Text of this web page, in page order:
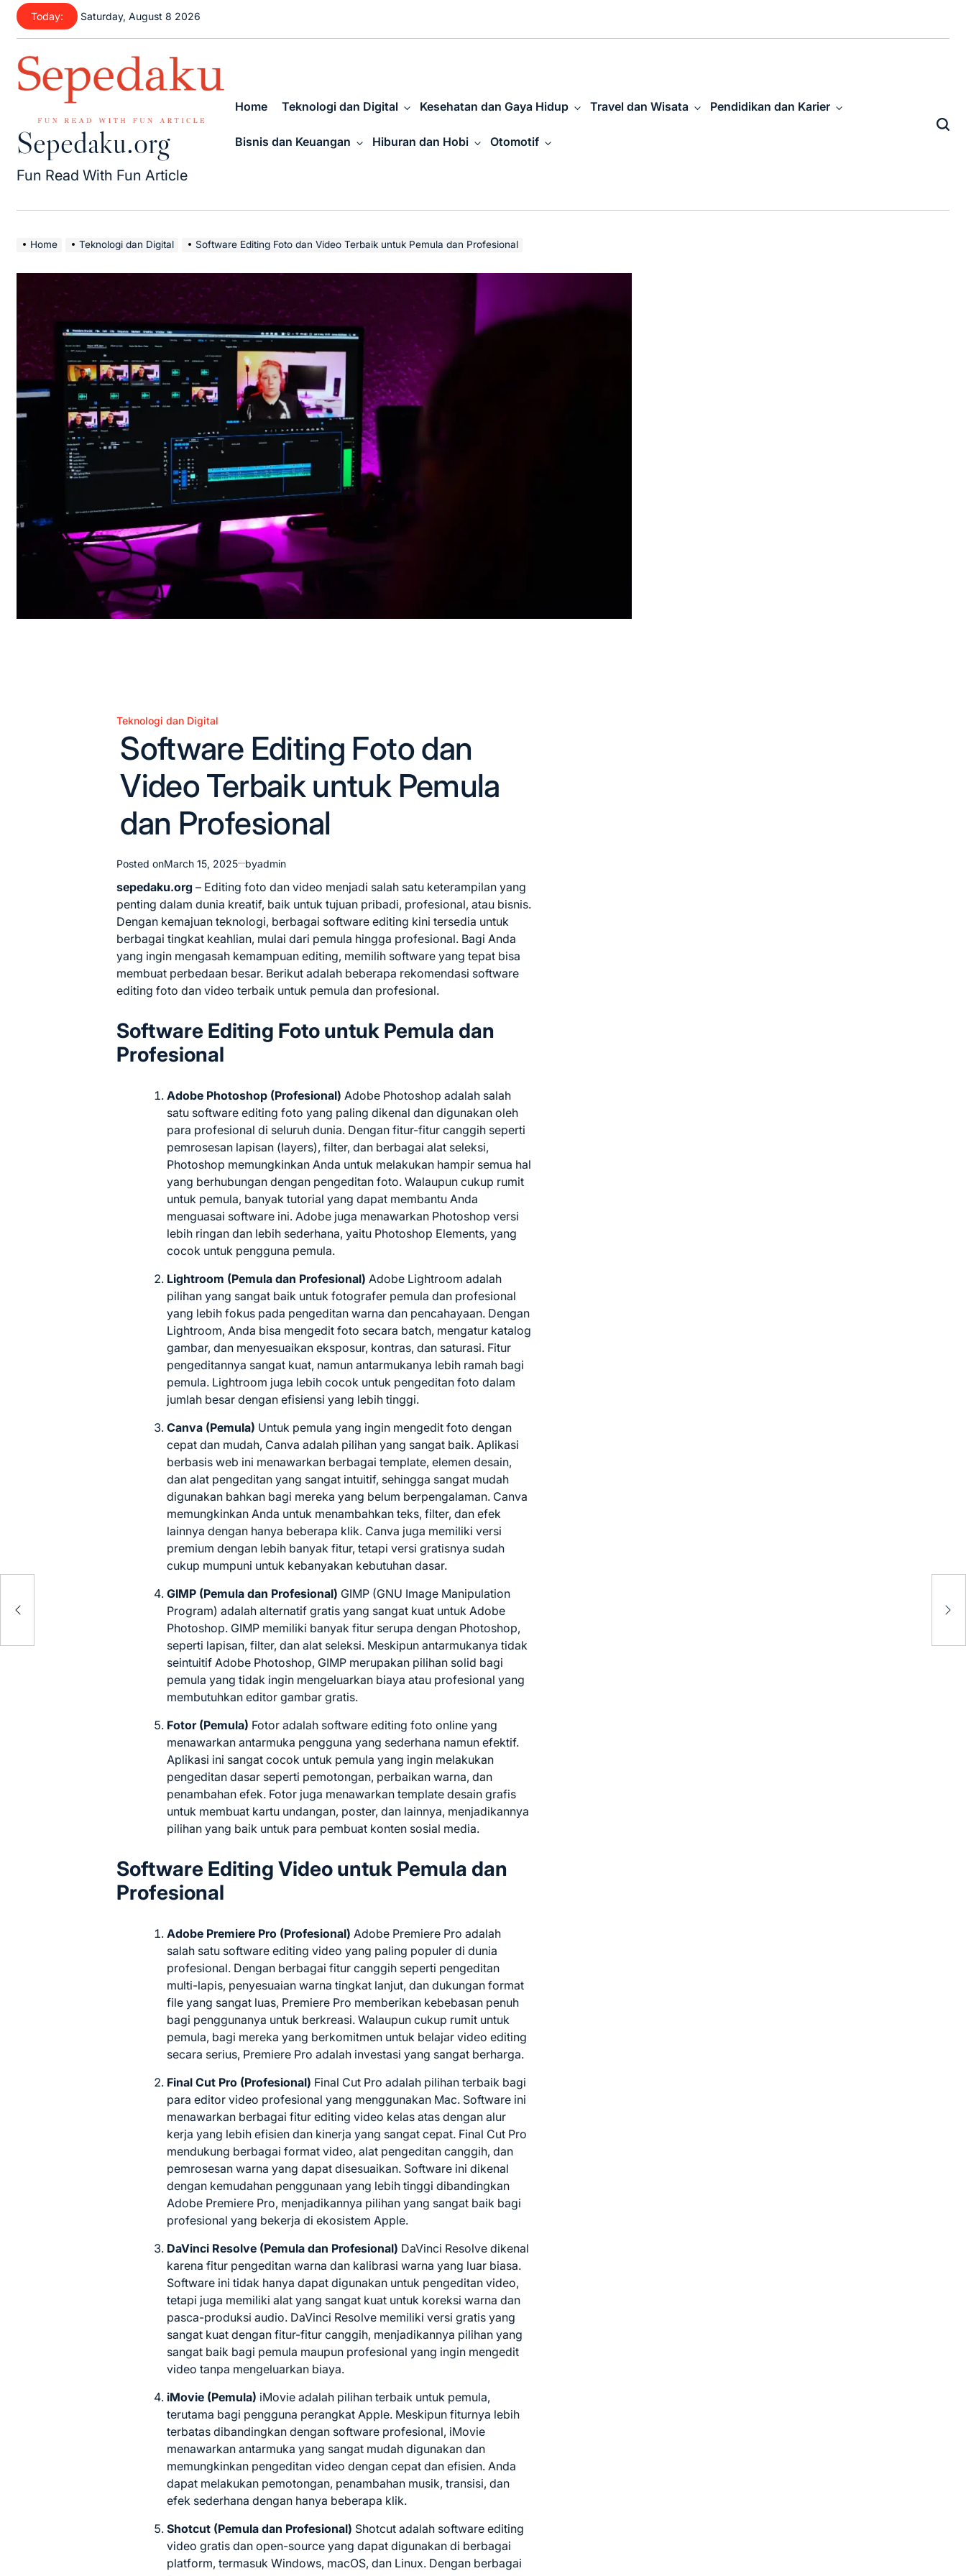
Skip
content
Today: Saturday, August 8 2026
Sepedaku.org
Fun Read With Fun Article
Home Teknologi dan Digital Kesehatan dan Gaya Hidup Travel dan Wisata Pendidikan dan Karier
Bisnis dan Keuangan Hiburan dan Hobi Otomotif
Home Teknologi dan Digital Software Editing Foto dan Video Terbaik untuk Pemula dan Profesional
Posted
in
Teknologi dan Digital
Software Editing Foto dan
Video Terbaik untuk Pemula
dan Profesional
Posted onMarch 15, 2025 byadmin
sepedaku.org – Editing foto dan video menjadi salah satu keterampilan yang
penting dalam dunia kreatif, baik untuk tujuan pribadi, profesional, atau bisnis.
Dengan kemajuan teknologi, berbagai software editing kini tersedia untuk
berbagai tingkat keahlian, mulai dari pemula hingga profesional. Bagi Anda
yang ingin mengasah kemampuan editing, memilih software yang tepat bisa
membuat perbedaan besar. Berikut adalah beberapa rekomendasi software
editing foto dan video terbaik untuk pemula dan profesional.
Software Editing Foto untuk Pemula dan
Profesional
Adobe Photoshop (Profesional) Adobe Photoshop adalah salah
satu software editing foto yang paling dikenal dan digunakan oleh
para profesional di seluruh dunia. Dengan fitur-fitur canggih seperti
pemrosesan lapisan (layers), filter, dan berbagai alat seleksi,
Photoshop memungkinkan Anda untuk melakukan hampir semua hal
yang berhubungan dengan pengeditan foto. Walaupun cukup rumit
untuk pemula, banyak tutorial yang dapat membantu Anda
menguasai software ini. Adobe juga menawarkan Photoshop versi
lebih ringan dan lebih sederhana, yaitu Photoshop Elements, yang
cocok untuk pengguna pemula.
Lightroom (Pemula dan Profesional) Adobe Lightroom adalah
pilihan yang sangat baik untuk fotografer pemula dan profesional
yang lebih fokus pada pengeditan warna dan pencahayaan. Dengan
Lightroom, Anda bisa mengedit foto secara batch, mengatur katalog
gambar, dan menyesuaikan eksposur, kontras, dan saturasi. Fitur
pengeditannya sangat kuat, namun antarmukanya lebih ramah bagi
pemula. Lightroom juga lebih cocok untuk pengeditan foto dalam
jumlah besar dengan efisiensi yang lebih tinggi.
Canva (Pemula) Untuk pemula yang ingin mengedit foto dengan
cepat dan mudah, Canva adalah pilihan yang sangat baik. Aplikasi
berbasis web ini menawarkan berbagai template, elemen desain,
dan alat pengeditan yang sangat intuitif, sehingga sangat mudah
digunakan bahkan bagi mereka yang belum berpengalaman. Canva
memungkinkan Anda untuk menambahkan teks, filter, dan efek
lainnya dengan hanya beberapa klik. Canva juga memiliki versi
premium dengan lebih banyak fitur, tetapi versi gratisnya sudah
cukup mumpuni untuk kebanyakan kebutuhan dasar.
GIMP (Pemula dan Profesional) GIMP (GNU Image Manipulation
Program) adalah alternatif gratis yang sangat kuat untuk Adobe
Photoshop. GIMP memiliki banyak fitur serupa dengan Photoshop,
seperti lapisan, filter, dan alat seleksi. Meskipun antarmukanya tidak
seintuitif Adobe Photoshop, GIMP merupakan pilihan solid bagi
pemula yang tidak ingin mengeluarkan biaya atau profesional yang
membutuhkan editor gambar gratis.
Fotor (Pemula) Fotor adalah software editing foto online yang
menawarkan antarmuka pengguna yang sederhana namun efektif.
Aplikasi ini sangat cocok untuk pemula yang ingin melakukan
pengeditan dasar seperti pemotongan, perbaikan warna, dan
penambahan efek. Fotor juga menawarkan template desain grafis
untuk membuat kartu undangan, poster, dan lainnya, menjadikannya
pilihan yang baik untuk para pembuat konten sosial media.
Software Editing Video untuk Pemula dan
Profesional
Adobe Premiere Pro (Profesional) Adobe Premiere Pro adalah
salah satu software editing video yang paling populer di dunia
profesional. Dengan berbagai fitur canggih seperti pengeditan
multi-lapis, penyesuaian warna tingkat lanjut, dan dukungan format
file yang sangat luas, Premiere Pro memberikan kebebasan penuh
bagi penggunanya untuk berkreasi. Walaupun cukup rumit untuk
pemula, bagi mereka yang berkomitmen untuk belajar video editing
secara serius, Premiere Pro adalah investasi yang sangat berharga.
Final Cut Pro (Profesional) Final Cut Pro adalah pilihan terbaik bagi
para editor video profesional yang menggunakan Mac. Software ini
menawarkan berbagai fitur editing video kelas atas dengan alur
kerja yang lebih efisien dan kinerja yang sangat cepat. Final Cut Pro
mendukung berbagai format video, alat pengeditan canggih, dan
pemrosesan warna yang dapat disesuaikan. Software ini dikenal
dengan kemudahan penggunaan yang lebih tinggi dibandingkan
Adobe Premiere Pro, menjadikannya pilihan yang sangat baik bagi
profesional yang bekerja di ekosistem Apple.
DaVinci Resolve (Pemula dan Profesional) DaVinci Resolve dikenal
karena fitur pengeditan warna dan kalibrasi warna yang luar biasa.
Software ini tidak hanya dapat digunakan untuk pengeditan video,
tetapi juga memiliki alat yang sangat kuat untuk koreksi warna dan
pasca-produksi audio. DaVinci Resolve memiliki versi gratis yang
sangat kuat dengan fitur-fitur canggih, menjadikannya pilihan yang
sangat baik bagi pemula maupun profesional yang ingin mengedit
video tanpa mengeluarkan biaya.
iMovie (Pemula) iMovie adalah pilihan terbaik untuk pemula,
terutama bagi pengguna perangkat Apple. Meskipun fiturnya lebih
terbatas dibandingkan dengan software profesional, iMovie
menawarkan antarmuka yang sangat mudah digunakan dan
memungkinkan pengeditan video dengan cepat dan efisien. Anda
dapat melakukan pemotongan, penambahan musik, transisi, dan
efek sederhana dengan hanya beberapa klik.
Shotcut (Pemula dan Profesional) Shotcut adalah software editing
video gratis dan open-source yang dapat digunakan di berbagai
platform, termasuk Windows, macOS, dan Linux. Dengan berbagai